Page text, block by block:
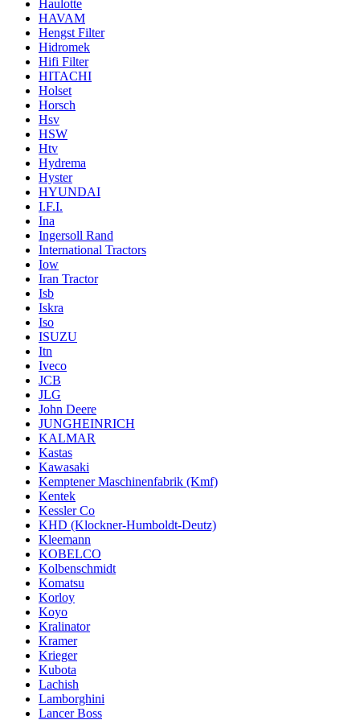
Haulotte
HAVAM
Hengst Filter
Hidromek
Hifi Filter
HITACHI
Holset
Horsch
Hsv
HSW
Htv
Hydrema
Hyster
HYUNDAI
I.F.I.
Ina
Ingersoll Rand
International Tractors
Iow
Iran Tractor
Isb
Iskra
Iso
ISUZU
Itn
Iveco
JCB
JLG
John Deere
JUNGHEINRICH
KALMAR
Kastas
Kawasaki
Kemptener Maschinenfabrik (Kmf)
Kentek
Kessler Co
KHD (Klockner-Humboldt-Deutz)
Kleemann
KOBELCO
Kolbenschmidt
Komatsu
Korloy
Koyo
Kralinator
Kramer
Krieger
Kubota
Lachish
Lamborghini
Lancer Boss